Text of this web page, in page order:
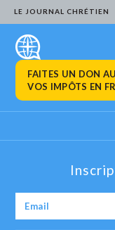
LE JOURNAL CHRÉTIEN
FAITES UN DON
VOS IMPÔTS EN